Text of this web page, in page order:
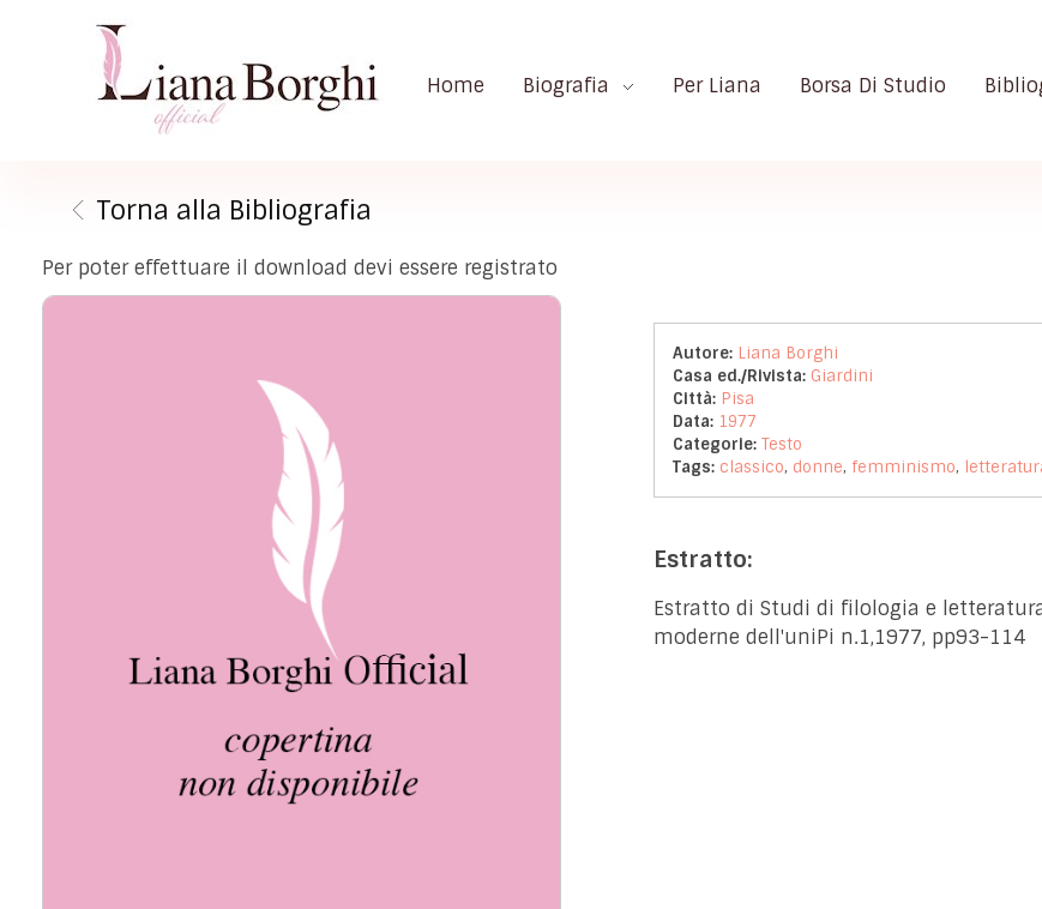
Home Biografia Per Liana Borsa Di Studio
Torna alla Bibliografia
Per poter effettuare il download devi essere registrato
Autore: Liana Borghi
Casa ed./Rivista: Giardini
Città: Pisa
Data: 1977
Categorie: Testo
Tags: classico, donne, femminismo,
Estratto:
Estratto di Studi di filologia e
moderne dell'uniPi n.1,1977, pp93-114